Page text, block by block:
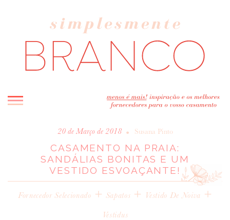
INICIO
BLOG
MELHOR INSPIRAÇÃO
REAL WEDDINGS & EDITORIAIS
20 de Março de 2018 • Susana Pinto
CASAMENTO NA PRAIA:
SANDÁLIAS BONITAS E UM
VESTIDO ESVOAÇANTE!
Fornecedor Selecionado + Sapatos + Vestido De Noiva +
Vestidus